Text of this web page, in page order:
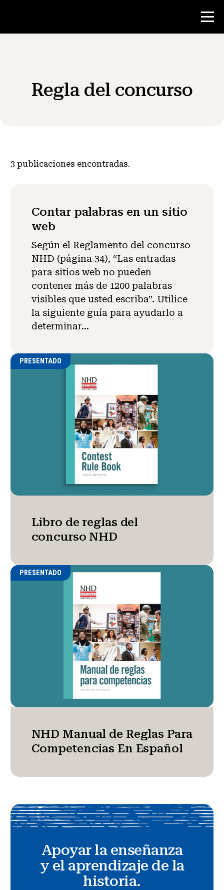
Recursos para maestros
Regla del concurso
3 publicaciones encontradas.
Contar palabras en un sitio
web
Según el Reglamento del concurso
NHD (página 34), “Las entradas
para sitios web no pueden
contener más de 1200 palabras
visibles que usted escriba”. Utilice
la siguiente guía para ayudarlo a
determinar...
PRESENTADO
Libro de reglas del
concurso NHD
PRESENTADO
NHD Manual de Reglas Para
Competencias En Español
Apoyar la enseñanza
y el aprendizaje de la
historia.